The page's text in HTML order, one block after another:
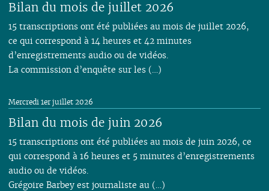
Bilan du mois de juillet 2026
15 transcriptions ont été publiées au mois de juillet 2026,
ce qui correspond à 14 heures et 42 minutes
d’enregistrements audio ou de vidéos.
La commission d’enquête sur les (…)
Bilan du mois de juin 2026
Mercredi 1er juillet 2026
15 transcriptions ont été publiées au mois de juin 2026, ce
qui correspond à 16 heures et 5 minutes d’enregistrements
audio ou de vidéos.
Grégoire Barbey est journaliste au (…)